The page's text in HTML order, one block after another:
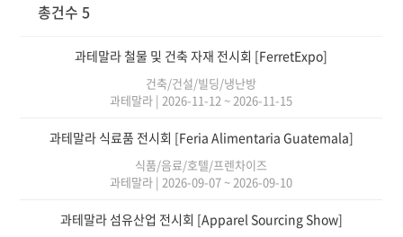
총건수 5
과테말라 철물 및 건축 자재 전시회 [FerretExpo]
건축/건설/빌딩/냉난방
과테말라 | 2026-11-12 ~ 2026-11-15
과테말라 식료품 전시회 [Feria Alimentaria Guatemala]
식품/음료/호텔/프렌차이즈
과테말라 | 2026-09-07 ~ 2026-09-10
과테말라 섬유산업 전시회 [Apparel Sourcing Show]